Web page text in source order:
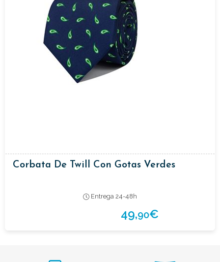
Corbata De Twill Con Gotas Verdes
Entrega 24-48h
49,90€